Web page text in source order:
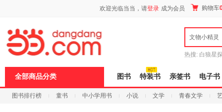
欢迎光临当当，请登录 成为会员 购物车
文物小精灵
热搜: 白狼星
全部商品分类 图书 特装书 亲签书 电子书
图书排行榜 童书 中小学用书 小说 文学 青春文学
页